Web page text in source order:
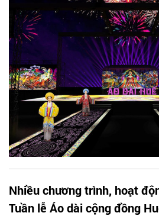
Nhiều chương trình, hoạt
Tuần lễ Áo dài cộng đồng